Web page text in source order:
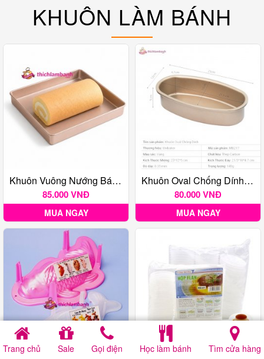
KHUÔN LÀM BÁNH
Khuôn Vuông Nướng Bánh Chống Dính 28cm
85.000 VNĐ
MUA NGAY
Khuôn Oval Chống Dính UNIBAKER MB217
80.000 VNĐ
MUA NGAY
Trang chủ Sale Gọi điện Học làm bánh Tìm cửa hàng